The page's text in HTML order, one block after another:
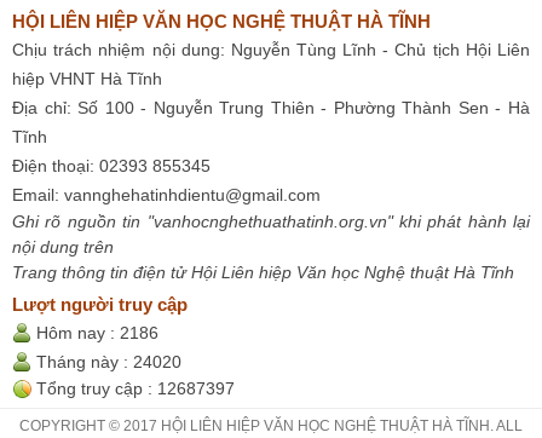
HỘI LIÊN HIỆP VĂN HỌC NGHỆ THUẬT HÀ TĨNH
Chịu trách nhiệm nội dung: Nguyễn Tùng Lĩnh - Chủ tịch Hội Liên
hiệp VHNT Hà Tĩnh
Địa chỉ: Số 100 - Nguyễn Trung Thiên - Phường Thành Sen - Hà
Tĩnh
Điện thoại: 02393 855345
Email: vannghehatinhdientu@gmail.com
Ghi rõ nguồn tin "vanhocnghethuathatinh.org.vn" khi phát hành lại
nội dung trên
Trang thông tin điện tử Hội Liên hiệp Văn học Nghệ thuật Hà Tĩnh
Lượt người truy cập
Hôm nay : 2186
Tháng này : 24020
Tổng truy cập : 12687397
COPYRIGHT © 2017 HỘI LIÊN HIỆP VĂN HỌC NGHỆ THUẬT HÀ TĨNH. ALL